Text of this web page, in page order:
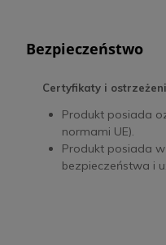
Bezpieczeństwo
Certyfikaty i
Produkt posiada
normami UE).
Produkt posiada
bezpieczeństwa i